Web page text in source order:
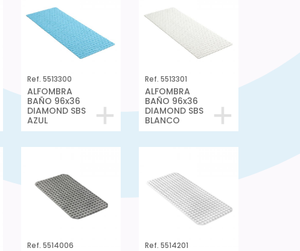
Ref. 5513300
ALFOMBRA
BAÑO 96x36
DIAMOND SBS
AZUL
Ref. 5513301
ALFOMBRA
BAÑO 96x36
DIAMOND SBS
BLANCO
Ref. 5514006 Ref. 5514201